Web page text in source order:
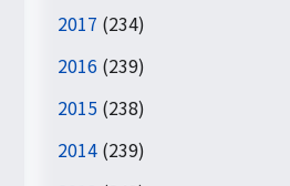
2017 (234)
2016 (239)
2015 (238)
2014 (239)